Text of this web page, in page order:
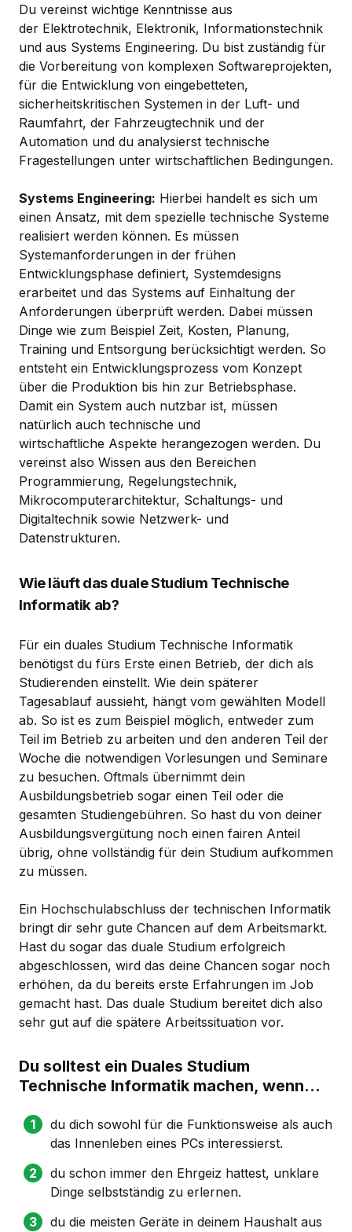
Du vereinst wichtige Kenntnisse aus
der Elektrotechnik, Elektronik, Informationstechnik
und aus Systems Engineering. Du bist zuständig für
die Vorbereitung von komplexen Softwareprojekten,
für die Entwicklung von eingebetteten,
sicherheitskritischen Systemen in der Luft- und
Raumfahrt, der Fahrzeugtechnik und der
Automation und du analysierst technische
Fragestellungen unter wirtschaftlichen Bedingungen.
Systems Engineering: Hierbei handelt es sich um
einen Ansatz, mit dem spezielle technische Systeme
realisiert werden können. Es müssen
Systemanforderungen in der frühen
Entwicklungsphase definiert, Systemdesigns
erarbeitet und das Systems auf Einhaltung der
Anforderungen überprüft werden. Dabei müssen
Dinge wie zum Beispiel Zeit, Kosten, Planung,
Training und Entsorgung berücksichtigt werden. So
entsteht ein Entwicklungsprozess vom Konzept
über die Produktion bis hin zur Betriebsphase.
Damit ein System auch nutzbar ist, müssen
natürlich auch technische und
wirtschaftliche Aspekte herangezogen werden. Du
vereinst also Wissen aus den Bereichen
Programmierung, Regelungstechnik,
Mikrocomputerarchitektur, Schaltungs- und
Digitaltechnik sowie Netzwerk- und
Datenstrukturen.
Wie läuft das duale Studium Technische
Informatik ab?
Für ein duales Studium Technische Informatik
benötigst du fürs Erste einen Betrieb, der dich als
Studierenden einstellt. Wie dein späterer
Tagesablauf aussieht, hängt vom gewählten Modell
ab. So ist es zum Beispiel möglich, entweder zum
Teil im Betrieb zu arbeiten und den anderen Teil der
Woche die notwendigen Vorlesungen und Seminare
zu besuchen. Oftmals übernimmt dein
Ausbildungsbetrieb sogar einen Teil oder die
gesamten Studiengebühren. So hast du von deiner
Ausbildungsvergütung noch einen fairen Anteil
übrig, ohne vollständig für dein Studium aufkommen
zu müssen.
Ein Hochschulabschluss der technischen Informatik
bringt dir sehr gute Chancen auf dem Arbeitsmarkt.
Hast du sogar das duale Studium erfolgreich
abgeschlossen, wird das deine Chancen sogar noch
erhöhen, da du bereits erste Erfahrungen im Job
gemacht hast. Das duale Studium bereitet dich also
sehr gut auf die spätere Arbeitssituation vor.
Du solltest ein Duales Studium
Technische Informatik machen, wenn...
du dich sowohl für die Funktionsweise als auch
das Innenleben eines PCs interessierst.
du schon immer den Ehrgeiz hattest, unklare
Dinge selbstständig zu erlernen.
du die meisten Geräte in deinem Haushalt aus